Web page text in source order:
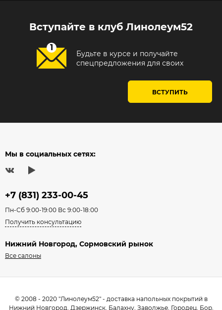
Вступайте в клуб Линолеум52
Будьте в курсе и получайте
спецпредложения для своих
ВСТУПИТЬ
Мы в социальных сетях:
+7 (831) 233-00-45
Пн-Сб 9:00-19:00 Вс 9:00-18:00
Получить консультацию
Нижний Новгород, Сормовский рынок
Все салоны
© 2008 - 2020 "Линолеум52" - доставка напольных покрытий в
Нижний Новгород, Дзержинск, Балахну, Заволжье, Городец, Бор,